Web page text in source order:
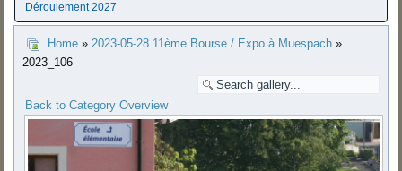
Déroulement 2027
Home »2023-05-28 11ème Bourse / Expo à Muespach »
2023_106
Back to Category Overview